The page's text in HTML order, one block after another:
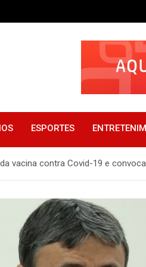
ESPORTES
vacina contra Covid-19 e